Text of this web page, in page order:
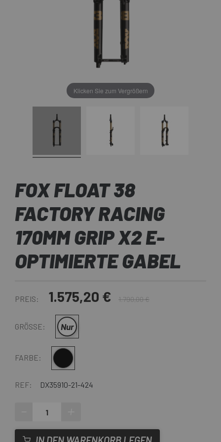
Klicken Sie zum Vergrößern
FOX FLOAT 38
FACTORY RACING
170MM GRIP X2 E-
OPTIMIERTE GABEL
PREIS: 1.575,20 € 1.790,00 €
GRÖSSE: Nur
FARBE: Schwarz
REF: DX35910-21-424